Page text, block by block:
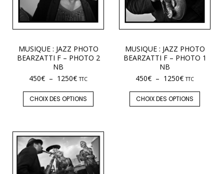
MUSIQUE : JAZZ PHOTO
BEARZATTI F – PHOTO 2
NB
450€ – 1250€ TTC
CHOIX DES OPTIONS
MUSIQUE : JAZZ PHOTO
BEARZATTI F – PHOTO 1
NB
450€ – 1250€ TTC
CHOIX DES OPTIONS